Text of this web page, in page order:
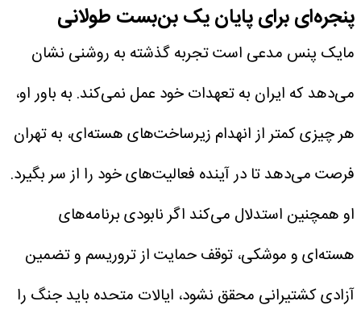
پنجره‌ای برای پایان یک بن‌بست طولانی
مایک پنس مدعی است تجربه گذشته به روشنی نشان
می‌دهد که ایران به تعهدات خود عمل نمی‌کند. به باور او،
هر چیزی کمتر از انهدام زیرساخت‌های هسته‌ای، به تهران
فرصت می‌دهد تا در آینده فعالیت‌های خود را از سر بگیرد.
او همچنین استدلال می‌کند اگر نابودی برنامه‌های
هسته‌ای و موشکی، توقف حمایت از تروریسم و تضمین
آزادی کشتیرانی محقق نشود، ایالات متحده باید جنگ را